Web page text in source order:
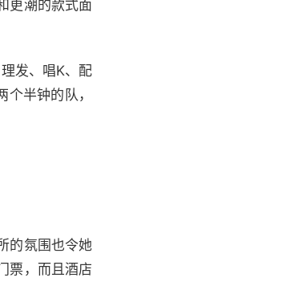
更潮的款式面
发、唱K、配
半钟的队，
的氛围也令她
票，而且酒店